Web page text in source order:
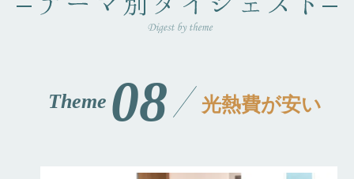
Theme 08 光熱費が安い